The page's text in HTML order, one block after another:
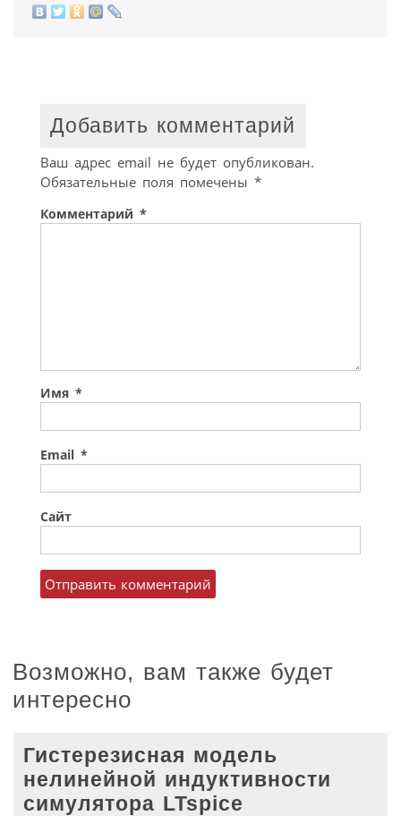
Добавить комментарий
Ваш адрес email не будет опубликован.
Обязательные поля помечены *
Комментарий *
Имя *
Email *
Сайт
Возможно, вам также будет
интересно
Гистерезисная модель
нелинейной индуктивности
симулятора LTspice